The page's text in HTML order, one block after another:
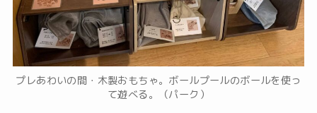
プレあわいの間・木製おもちゃ。ボールプールのボールを使っ
て遊べる。（パーク）